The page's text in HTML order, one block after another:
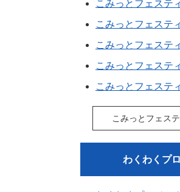
こみっとフェステ
こみっとフェステ
こみっとフェステ
こみっとフェステ
こみっとフェステ
こみっとフェス
わくわくプ